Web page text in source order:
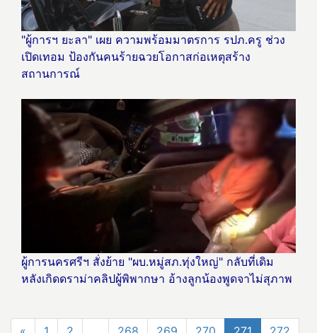
"ผู้การฯ ยะลา" เผย ความพร้อมมาตรการ รปภ.ครู ช่วง
เปิดเทอม ป้องกันคนร้ายฉวยโอกาสก่อเหตุสร้าง
สถานการณ์
ผู้การนครศรีฯ สั่งย้าย "ผบ.หมู่สภ.ทุ่งใหญ่" กลับที่เดิม
หลังเกิดดราม่าคลิปผู้พิพากษา อ้างลูกน้องพูดจาไม่สุภาพ